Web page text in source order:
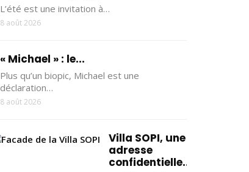
L’été est une invitation à…
8 août 2026
« Michael » : le...
Plus qu’un biopic, Michael est une
déclaration…
8 août 2026
Villa SOPI, une
adresse
confidentielle...